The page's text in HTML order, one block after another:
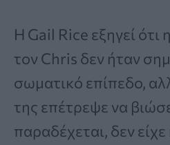
Η Gail Rice εξηγεί ότι
τον Chris δεν ήταν
σωματικό επίπεδο,
της επέτρεψε να
παραδέχεται, δεν